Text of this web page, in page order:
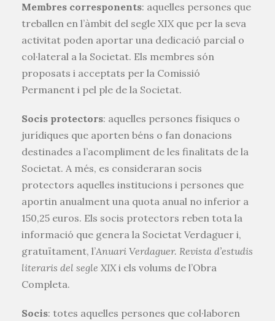
Membres corresponents: aquelles persones que
treballen en l’àmbit del segle XIX que per la seva
activitat poden aportar una dedicació parcial o
col·lateral a la Societat. Els membres són
proposats i acceptats per la Comissió
Permanent i pel ple de la Societat.
Socis protectors: aquelles persones físiques o
jurídiques que aporten béns o fan donacions
destinades a l’acompliment de les finalitats de la
Societat. A més, es consideraran socis
protectors aquelles institucions i persones que
aportin anualment una quota anual no inferior a
150,25 euros. Els socis protectors reben tota la
informació que genera la Societat Verdaguer i,
gratuïtament, l’Anuari Verdaguer. Revista d’estudis
literaris del segle XIXi els volums de l’Obra
Completa.
Socis: totes aquelles persones que col·laboren